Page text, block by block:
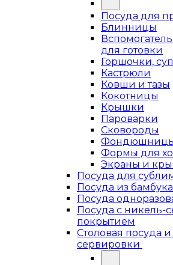
Посуда для
Блинницы
для готовки
Горшочки,
Кастрюли
Ковши и тазы
Кокотницы
Крышки
Пароварки
Сковороды
Формы для
Экраны и
Посуда для
Посуда из бамбука
Посуда
Посуда с никель-
покрытием
Столовая посуда
сервировки